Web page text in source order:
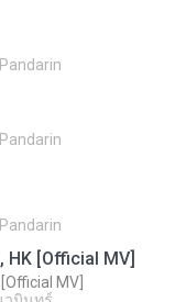
Pandarin
Pandarin
Pandarin
HK [Official MV]
MV]